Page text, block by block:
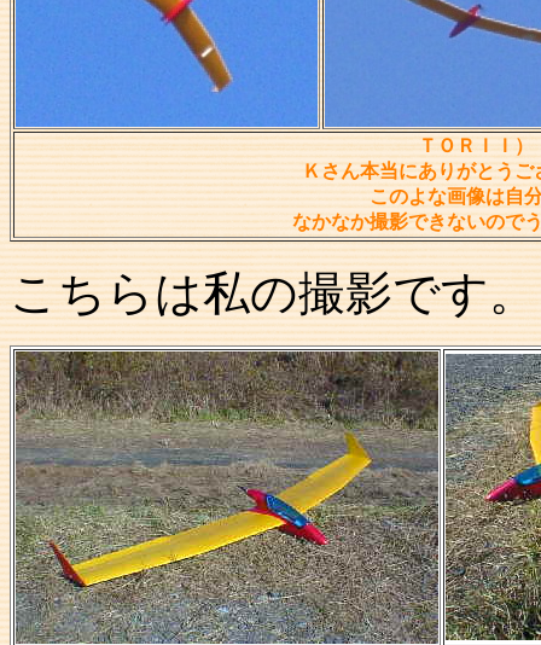
ＴＯＲＩＩ）
Ｋさん本当にありがとうご
このよな画像は自
なかなか撮影できないので
こちらは私の撮影です。